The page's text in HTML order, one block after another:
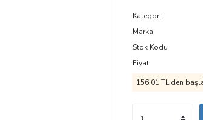
Kategori
Marka
Stok Kodu
Fiyat
156,01 TL den